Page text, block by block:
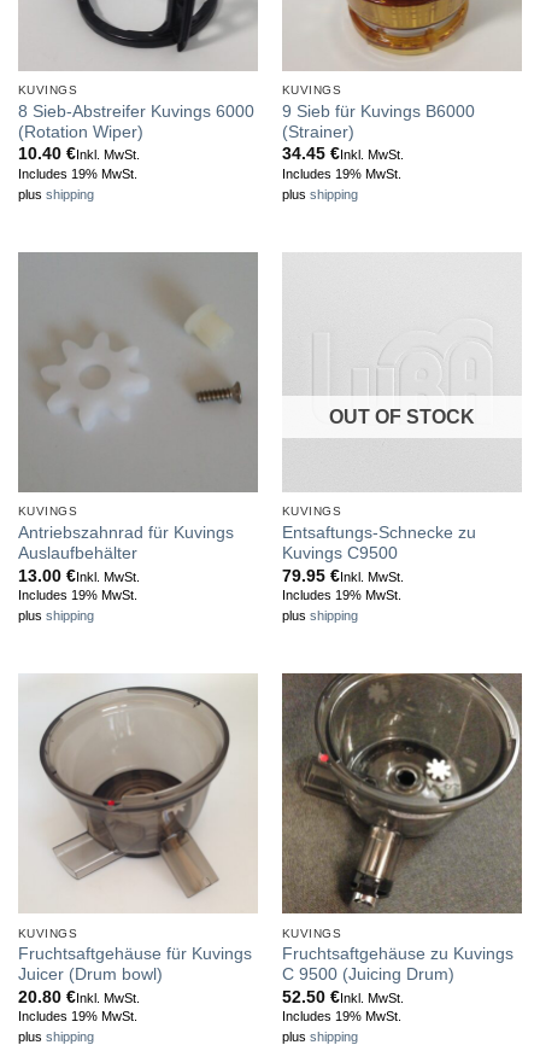
KUVINGS
8 Sieb-Abstreifer Kuvings 6000
(Rotation Wiper)
10.40 €Inkl. MwSt.
Includes 19% MwSt.
plus shipping
KUVINGS
9 Sieb für Kuvings B6000
(Strainer)
34.45 €Inkl. MwSt.
Includes 19% MwSt.
plus shipping
KUVINGS
Antriebszahnrad für Kuvings
Auslaufbehälter
13.00 €Inkl. MwSt.
Includes 19% MwSt.
plus shipping
OUT OF STOCK
KUVINGS
Entsaftungs-Schnecke zu
Kuvings C9500
79.95 €Inkl. MwSt.
Includes 19% MwSt.
plus shipping
KUVINGS
Fruchtsaftgehäuse für Kuvings
Juicer (Drum bowl)
20.80 €Inkl. MwSt.
Includes 19% MwSt.
plus shipping
KUVINGS
Fruchtsaftgehäuse zu Kuvings
C 9500 (Juicing Drum)
52.50 €Inkl. MwSt.
Includes 19% MwSt.
plus shipping